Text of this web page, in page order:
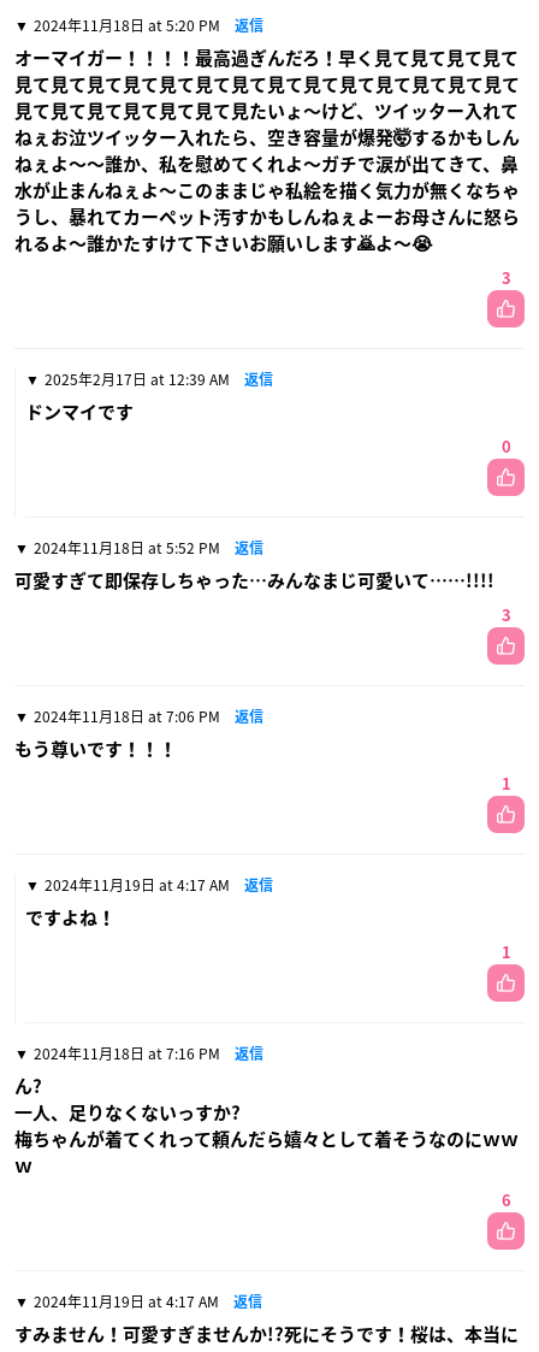
2024年11月18日 at 5:20 PM 返信
オーマイガー！！！！最高過ぎんだろ！早く見て見て見て見て
見て見て見て見て見て見て見て見て見て見て見て見て見て見て
見て見て見て見て見て見て見たいょ〜けど、ツイッター入れて
ねぇお泣ツイッター入れたら、空き容量が爆発🤯するかもしん
ねぇよ〜〜誰か、私を慰めてくれよ〜ガチで涙が出てきて、鼻
水が止まんねぇよ〜このままじゃ私絵を描く気力が無くなちゃ
うし、暴れてカーペット汚すかもしんねぇよーお母さんに怒ら
れるよ〜誰かたすけて下さいお願いします🙇よ〜😭
3
2025年2月17日 at 12:39 AM 返信
ドンマイです
0
2024年11月18日 at 5:52 PM 返信
可愛すぎて即保存しちゃった…みんなまじ可愛いて……!!!!
3
2024年11月18日 at 7:06 PM 返信
もう尊いです！！！
1
2024年11月19日 at 4:17 AM 返信
ですよね！
1
2024年11月18日 at 7:16 PM 返信
ん?
一人、足りなくないっすか?
梅ちゃんが着てくれって頼んだら嬉々として着そうなのにｗｗ
ｗ
6
2024年11月19日 at 4:17 AM 返信
すみません！可愛すぎませんか!?死にそうです！桜は、本当に